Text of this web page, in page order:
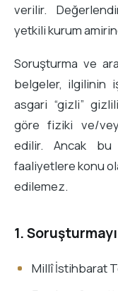
verilir.
yetkili kurum
Soruşturma ve
belgeler, ilgilinin
asgari “gizli”
göre fiziki ve/
edilir. Ancak
faaliyetlere konu
edilemez.
1.
Millî İstihbarat